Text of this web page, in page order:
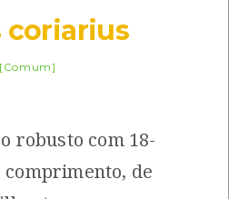
BioRegisto
Observações
coriarius
[Comum]
robusto com 18-
comprimento, de